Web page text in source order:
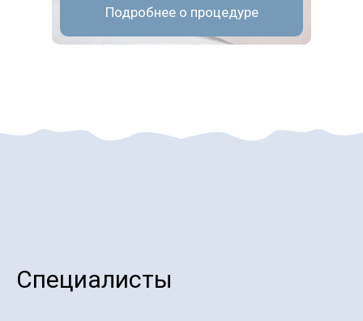
Подробнее о процедуре
Специалисты